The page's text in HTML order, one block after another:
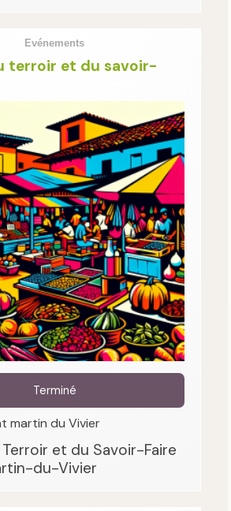
Evénements
terroir et du savoir-
Terminé
martin du Vivier
et du Savoir-Faire
du-Vivier